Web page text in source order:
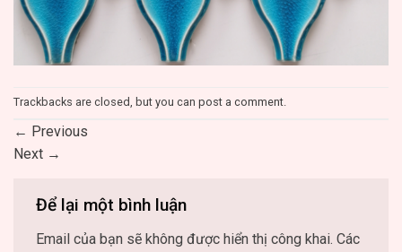
Trackbacks are closed, but you can post a comment.
← Previous
Next →
Để lại một bình luận
Email của bạn sẽ không được hiển thị công khai. Các